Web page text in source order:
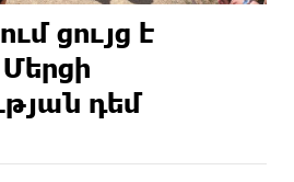
ցույց է
դեմ